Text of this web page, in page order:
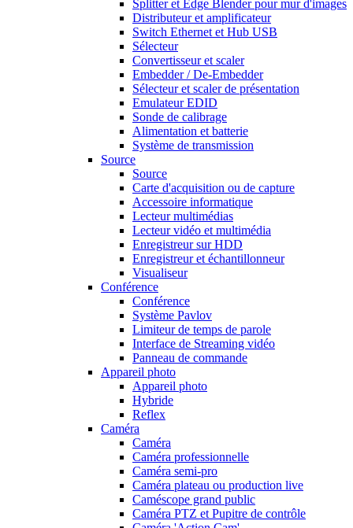
Splitter et Edge Blender pour mur d'images
Distributeur et amplificateur
Switch Ethernet et Hub USB
Sélecteur
Convertisseur et scaler
Embedder / De-Embedder
Sélecteur et scaler de présentation
Emulateur EDID
Sonde de calibrage
Alimentation et batterie
Système de transmission
Source
Source
Carte d'acquisition ou de capture
Accessoire informatique
Lecteur multimédias
Lecteur vidéo et multimédia
Enregistreur sur HDD
Enregistreur et échantillonneur
Visualiseur
Conférence
Conférence
Système Pavlov
Limiteur de temps de parole
Interface de Streaming vidéo
Panneau de commande
Appareil photo
Appareil photo
Hybride
Reflex
Caméra
Caméra
Caméra professionnelle
Caméra semi-pro
Caméra plateau ou production live
Caméscope grand public
Caméra PTZ et Pupitre de contrôle